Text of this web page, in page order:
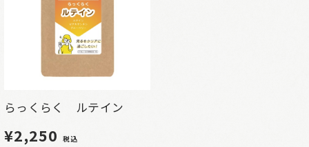
らっくらく ルテイン
¥2,250 税込